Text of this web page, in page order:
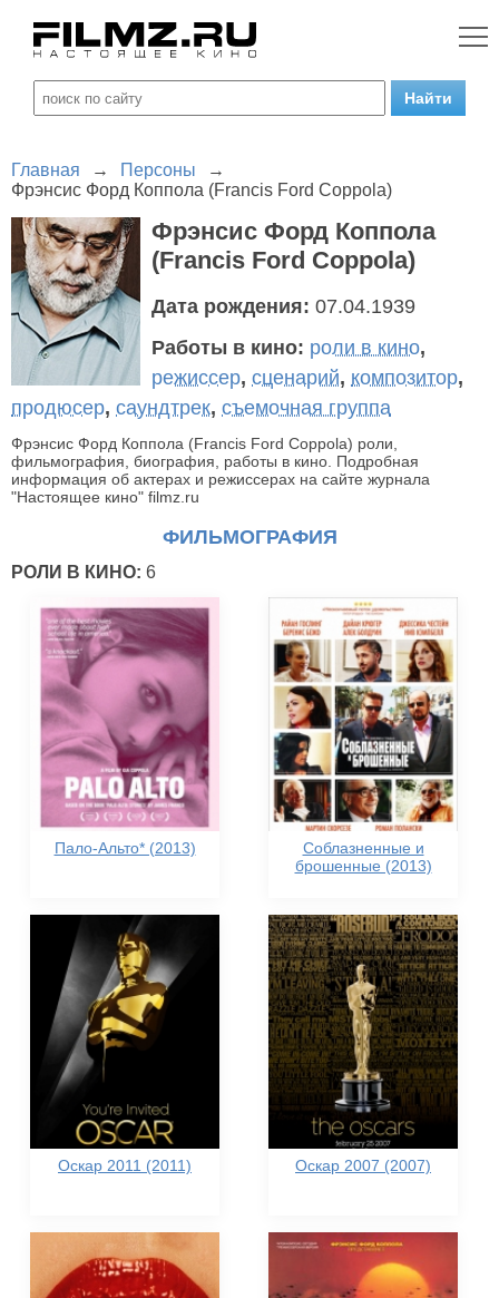
Главная → Персоны
→
Фрэнсис Форд Коппола (Francis Ford Coppola)
Фрэнсис Форд Коппола
(Francis Ford Coppola)
Дата рождения: 07.04.1939
Работы в кино: роли в кино,
режиссер, сценарий, композитор,
продюсер, саундтрек, съемочная группа
Фрэнсис Форд Коппола (Francis Ford Coppola) роли,
фильмография, биография, работы в кино. Подробная
информация об актерах и режиссерах на сайте журнала
"Настоящее кино" filmz.ru
ФИЛЬМОГРАФИЯ
РОЛИ В КИНО: 6
Пало-Альто* (2013)
Соблазненные и
брошенные (2013)
Оскар 2011 (2011) Оскар 2007 (2007)